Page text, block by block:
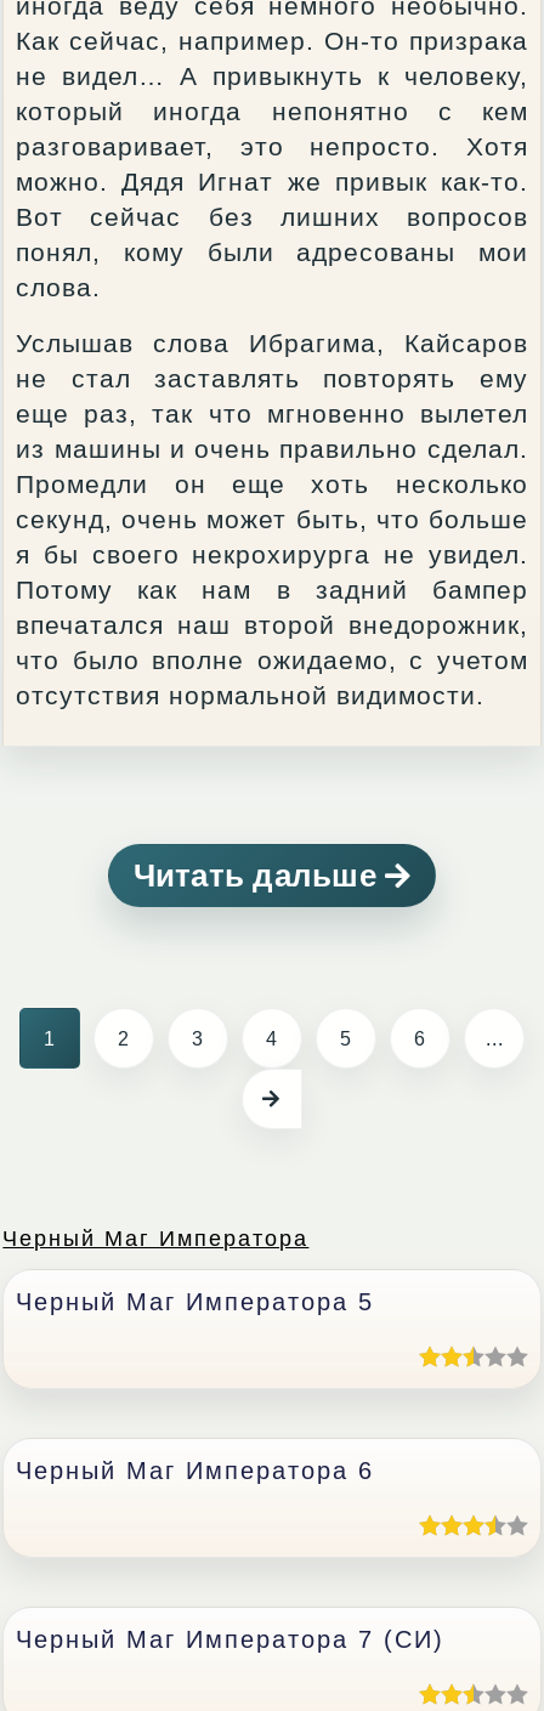
Как сейчас, например. Он-то призрака
не видел… А привыкнуть к человеку,
который иногда непонятно с кем
разговаривает, это непросто. Хотя
можно. Дядя Игнат же привык как-то.
Вот сейчас без лишних вопросов
понял, кому были адресованы мои
слова.
Услышав слова Ибрагима, Кайсаров
не стал заставлять повторять ему
еще раз, так что мгновенно вылетел
из машины и очень правильно сделал.
Промедли он еще хоть несколько
секунд, очень может быть, что больше
я бы своего некрохирурга не увидел.
Потому как нам в задний бампер
впечатался наш второй внедорожник,
что было вполне ожидаемо, с учетом
отсутствия нормальной видимости.
Читать дальше
1 2 3 4 5 6 ...
Черный Маг Императора
Черный Маг Императора 5
Черный Маг Императора 6
Черный Маг Императора 7 (CИ)